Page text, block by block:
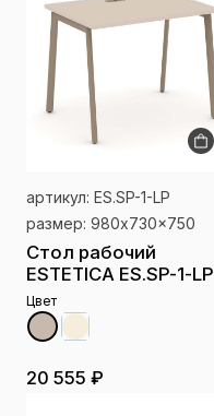
артикул: ES.SP-1-LP
размер: 980x730x750
Стол рабочий
ESTETICA ES.SP-1-LP
Цвет
20 555 ₽